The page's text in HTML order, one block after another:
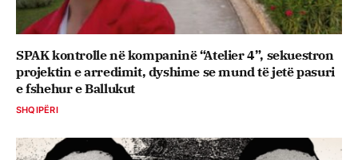
SPAK kontrolle në kompaninë “Atelier 4”, sekuestron
projektin e arredimit, dyshime se mund të jetë pasuri
e fshehur e Ballukut
SHQIPËRI